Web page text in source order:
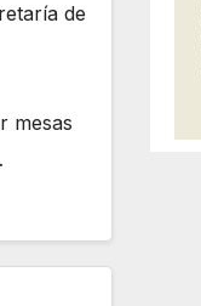
de
mesas